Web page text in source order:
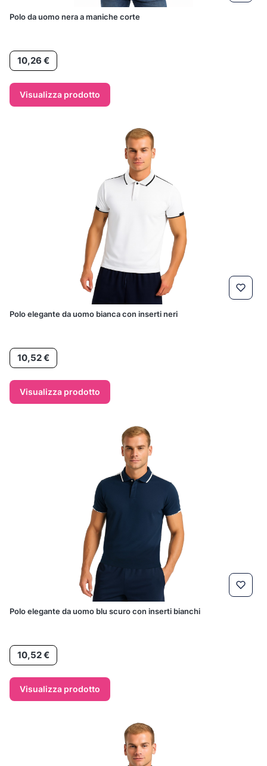
Polo da uomo nera a maniche corte
Prezzo
10,26 €
Visualizza prodotto
Polo elegante da uomo bianca con inserti neri
Prezzo
10,52 €
Visualizza prodotto
Polo elegante da uomo blu scuro con inserti bianchi
Prezzo
10,52 €
Visualizza prodotto